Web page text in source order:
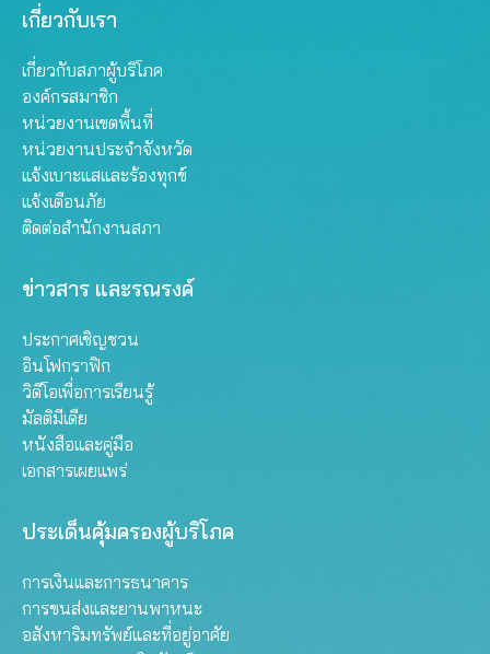
เกี่ยวกับเรา
เกี่ยวกับสภาผู้บริโภค
องค์กรสมาชิก
หน่วยงานเขตพื้นที่
หน่วยงานประจำจังหวัด
แจ้งเบาะแสและร้องทุกข์
แจ้งเตือนภัย
ติดต่อสำนักงานสภา
ข่าวสาร และรณรงค์
ประกาศเชิญชวน
อินโฟกราฟิก
วิดีโอเพื่อการเรียนรู้
มัลติมีเดีย
หนังสือและคู่มือ
เอกสารเผยแพร่
ประเด็นคุ้มครองผู้บริโภค
การเงินและการธนาคาร
การขนส่งและยานพาหนะ
อสังหาริมทรัพย์และที่อยู่อาศัย